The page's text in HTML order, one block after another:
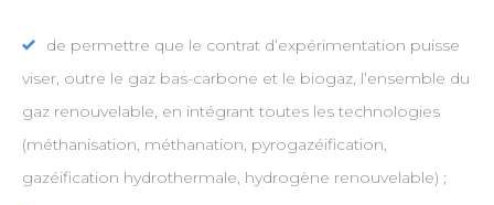
de permettre que le contrat d’expérimentation puisse
viser, outre le gaz bas-carbone et le biogaz, l’ensemble du
gaz renouvelable, en intégrant toutes les technologies
(méthanisation, méthanation, pyrogazéification,
gazéification hydrothermale, hydrogène renouvelable) ;